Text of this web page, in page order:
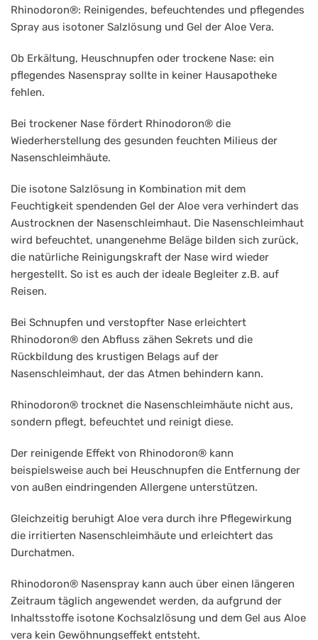
Rhinodoron®: Reinigendes, befeuchtendes und pflegendes
Spray aus isotoner Salzlösung und Gel der Aloe Vera.
Ob Erkältung, Heuschnupfen oder trockene Nase: ein
pflegendes Nasenspray sollte in keiner Hausapotheke
fehlen.
Bei trockener Nase fördert Rhinodoron® die
Wiederherstellung des gesunden feuchten Milieus der
Nasenschleimhäute.
Die isotone Salzlösung in Kombination mit dem
Feuchtigkeit spendenden Gel der Aloe vera verhindert das
Austrocknen der Nasenschleimhaut. Die Nasenschleimhaut
wird befeuchtet, unangenehme Beläge bilden sich zurück,
die natürliche Reinigungskraft der Nase wird wieder
hergestellt. So ist es auch der ideale Begleiter z.B. auf
Reisen.
Bei Schnupfen und verstopfter Nase erleichtert
Rhinodoron® den Abfluss zähen Sekrets und die
Rückbildung des krustigen Belags auf der
Nasenschleimhaut, der das Atmen behindern kann.
Rhinodoron® trocknet die Nasenschleimhäute nicht aus,
sondern pflegt, befeuchtet und reinigt diese.
Der reinigende Effekt von Rhinodoron® kann
beispielsweise auch bei Heuschnupfen die Entfernung der
von außen eindringenden Allergene unterstützen.
Gleichzeitig beruhigt Aloe vera durch ihre Pflegewirkung
die irritierten Nasenschleimhäute und erleichtert das
Durchatmen.
Rhinodoron® Nasenspray kann auch über einen längeren
Zeitraum täglich angewendet werden, da aufgrund der
Inhaltsstoffe isotone Kochsalzlösung und dem Gel aus Aloe
vera kein Gewöhnungseffekt entsteht.